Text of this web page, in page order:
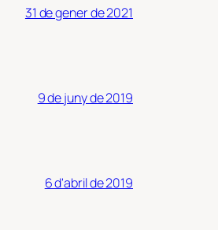
31 de gener de 2021
9 de juny de 2019
6 d'abril de 2019